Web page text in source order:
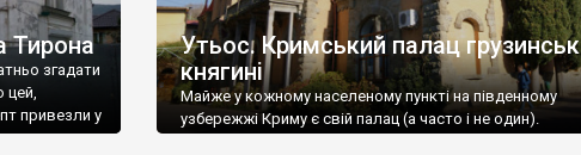
Тирона
згадати
цей,
привезли у
Утьос. Кримський палац
княгині
Майже у кожному населеному пункті на південному
узбережжі Криму є свій палац (а часто і не один).